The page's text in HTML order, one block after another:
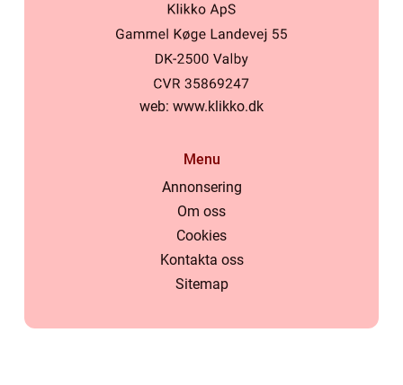
web: www.klikko.dk
Menu
Annonsering
Om oss
Cookies
Kontakta oss
Sitemap